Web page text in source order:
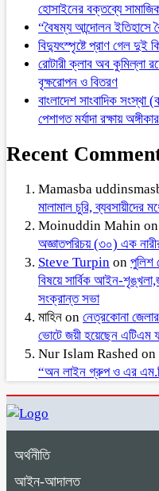
হোসাইনের বক্তব্যে
“বৈষম্য আন্দোলন ইতিহাসে
বিদ্যুৎস্পৃষ্টে প্রাণ গেল দুই
রোটারী ক্লাব অব কুমিল্লা
বৃক্ষরোপন ও বিতরণ
বাংলাদেশ সাংবাদিক সংস্থা
পেশাগত মর্যাদা রক্ষায়
Recent
Mamasba
মালামাল চুরি, ব্যবসায়ীদের
Moinuddin Mahin on
অজ্ঞাতপরিচয় (৩০) এক
Steve Turpin on পুলিশ
বিষয়ে সার্বিক আইন-
সংক্রান্ত সভা
মাহিন on নেত্রকোনা জেলার
ভোটে জয়ী হয়েছেন এটিএম
Nur Islam Rashed on
“অন লাইন গ্রুপ ও এর
অর্থনীতি
আইন-আদালত